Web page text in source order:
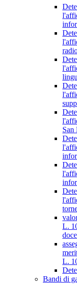
San
L.
L.
Bandi di